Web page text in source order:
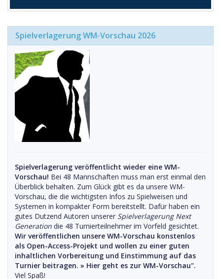
Spielverlagerung WM-Vorschau 2026
Spielverlagerung veröffentlicht wieder eine WM-
Vorschau! Bei 48 Mannschaften muss man erst einmal den
Überblick behalten. Zum Glück gibt es da unsere WM-
Vorschau, die die wichtigsten Infos zu Spielweisen und
Systemen in kompakter Form bereitstellt. Dafür haben ein
gutes Dutzend Autoren unserer Spielverlagerung Next
Generation die 48 Turnierteilnehmer im Vorfeld gesichtet.
Wir veröffentlichen unsere WM-Vorschau konstenlos
als Open-Access-Projekt und wollen zu einer guten
inhaltlichen Vorbereitung und Einstimmung auf das
Turnier beitragen. » Hier geht es zur WM-Vorschau".
Viel Spaß!